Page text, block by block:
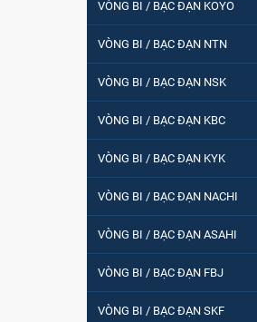
VÒNG BI / BẠC ĐẠN KOYO
VÒNG BI / BẠC ĐẠN NTN
VÒNG BI / BẠC ĐẠN NSK
VÒNG BI / BẠC ĐẠN KBC
VÒNG BI / BẠC ĐẠN KYK
VÒNG BI / BẠC ĐẠN NACHI
VÒNG BI / BẠC ĐẠN ASAHI
VÒNG BI / BẠC ĐẠN FBJ
VÒNG BI / BẠC ĐẠN SKF
VÒNG BI /
NHÀO CÀ
Vòng bi /
tròn : 698
VÒNG BI
5200